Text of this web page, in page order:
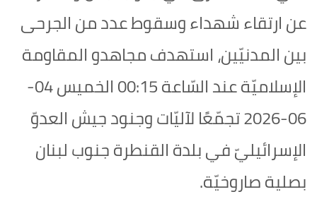
عن ارتقاء شهداء وسقوط عدد من الجرحى
بين المدنيّين، استهدف مجاهدو المقاومة
الإسلاميّة عند السّاعة 00:15 الخميس 04-
06-2026‏ تجمّعًا لآليّات وجنود جيش العدوّ
الإسرائيليّ في بلدة القنطرة جنوب لبنان
بصلية صاروخيّة.